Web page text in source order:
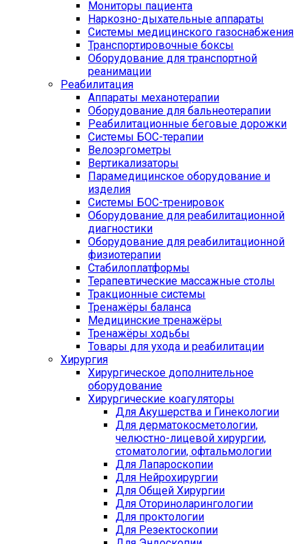
Мониторы пациента
Наркозно-дыхательные аппараты
Системы медицинского газоснабжения
Транспортировочные боксы
Оборудование для транспортной
реанимации
Реабилитация
Аппараты механотерапии
Оборудование для бальнеотерапии
Реабилитационные беговые дорожки
Системы БОС-терапии
Велоэргометры
Вертикализаторы
Парамедицинское оборудование и
изделия
Системы БОС-тренировок
Оборудование для реабилитационной
диагностики
Оборудование для реабилитационной
физиотерапии
Стабилоплатформы
Терапевтические массажные столы
Тракционные системы
Тренажёры баланса
Медицинские тренажёры
Тренажёры ходьбы
Товары для ухода и реабилитации
Хирургия
Хирургическое дополнительное
оборудование
Хирургические коагуляторы
Для Акушерства и Гинекологии
Для дерматокосметологии,
челюстно-лицевой хирургии,
стоматологии, офтальмологии
Для Лапароскопии
Для Нейрохирургии
Для Общей Хирургии
Для Оториноларингологии
Для проктологии
Для Резектоскопии